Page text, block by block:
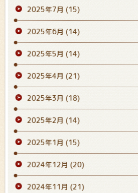
2025年7月 (15)
2025年6月 (14)
2025年5月 (14)
2025年4月 (21)
2025年3月 (18)
2025年2月 (14)
2025年1月 (15)
2024年12月 (20)
2024年11月 (21)